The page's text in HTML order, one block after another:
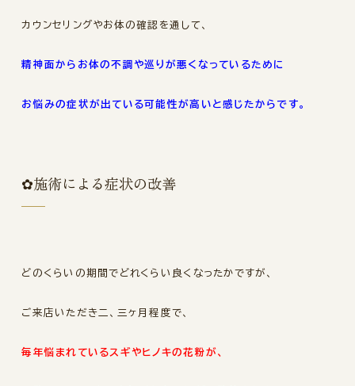
カウンセリングやお体の確認を通して、
精神面からお体の不調や巡りが悪くなっているために
お悩みの症状が出ている可能性が高いと感じたからです。
✿施術による症状の改善
どのくらいの期間でどれくらい良くなったかですが、
ご来店いただき二、三ヶ月程度で、
毎年悩まれているスギやヒノキの花粉が、